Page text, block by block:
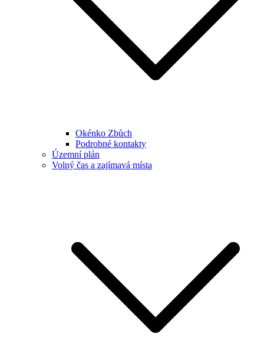
Okénko Zbůch
Podrobné kontakty
Územní plán
Volný čas a zajímavá místa